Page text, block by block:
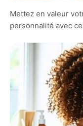
Mettez en valeur
personnalité avec